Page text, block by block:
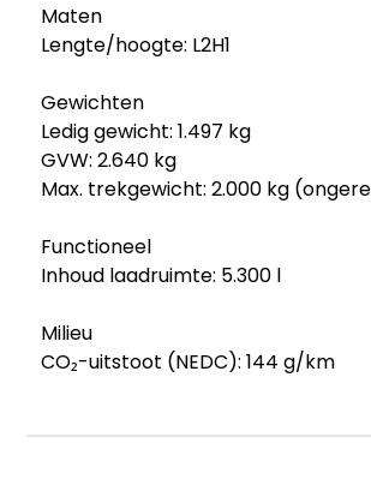
Maten
Lengte/hoogte: L2H1
Gewichten
Ledig gewicht: 1.497 kg
GVW: 2.640 kg
Max. trekgewicht: 2.000 kg
Functioneel
Inhoud laadruimte: 5.300 l
Milieu
CO₂-uitstoot (NEDC): 144 g/km